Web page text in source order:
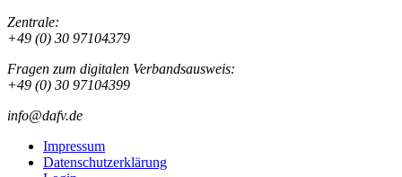
Zentrale:
+49 (0) 30 97104379
Fragen zum digitalen Verbandsausweis:
+49 (0) 30 97104399
info@dafv.de
Impressum
Datenschutzerklärung